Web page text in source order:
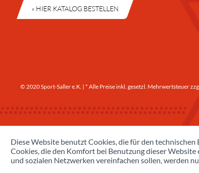
» HIER KATALOG BESTELLEN
© 2020 Sport-Saller e.K. | * Alle Preise inkl. gesetzl. Mehrwertsteuer
Diese Website benutzt Cookies, die für den
Cookies, die den Komfort bei Benutzung dieser
und sozialen Netzwerken vereinfachen sollen, werden